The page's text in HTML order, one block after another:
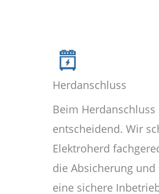
Herdanschluss
Beim
entscheidend. Wir
Elektroherd
die Absicherung
eine sichere